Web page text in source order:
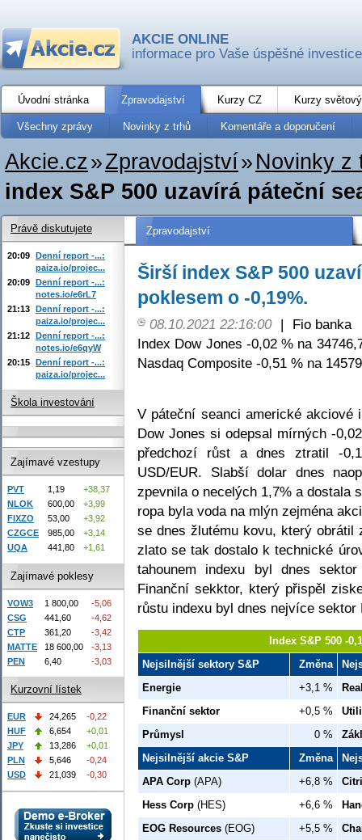
AKCIE ONLINE
informace pro Vaše úspěšné investice
Úvodní stránka Zpravodajství Kurzy CZ Kurzy
Všechny zprávy Novinky z trhů Komentáře a doporučení
Akcie.cz»Zpravodajství» Novinky z
index S&P 500 uzavírá páteční
Zpravodajství
Širší index S&P 500
poklesem o -0,19%.
08.10.2021 22:16:00 |
Fio banka
Index Dow Jones -0,02 % na
Nasdaq Composite -0,51 % na
V páteční seanci americké akciové
Dow Jones si odepsal mírných -
předchozí růst a dnes ztratil -
USD/EUR. Slabší dolar dnes
zpevnila o necelých 1,7% a dostala
ropa byla voda na mlýn zejména
se dnes žlutému kovu, který
zlato se tak dostalo k technické
tahounem indexu byl dnes
Finanční sekktor, který přispěl
růstu indexu byl dnes nejvíce
Index S&P 500 -
Nejsilnější sektory S&P
Změna
Energie
+3,1 %
Finanční sektor
+0,5 %
Průmysl
0 %
Nejsilnější akcie S&P
Změna
APA Corp (APA) +6,8 %
Hess Corp (HES) +6,6 %
EOG Resources (EOG) +5,5 %
Právě diskutujete
20:09 Denní report -...:
paiza.io/projec...
20:09 Denní report -...:
notes.io/e6rL7
21:13 Denní report -...:
paiza.io/projec...
21:12 Denní report -...:
notes.io/e6qyW
20:15 Denní report -...:
paiza.io/projec...
Škola investování
Zajímavé vzestupy
PVT 1,19
+38,37
NLOK
600,00
+3,99
FIXZO
53,00
+3,92
CZGCE
985,00
+3,14
UQA
441,80 +1,61
Zajímavé poklesy
VOW3 1 800,00
-5,06
CSG
441,60
-4,62
CTP
361,20
-3,42
MATTE
18 600,00
-3,13
PEN
6,40 -3,03
Kurzovní lístek
EUR 24,265
-0,22
HUF
6,654
+0,01
JPY
13,286
+0,01
PLN
5,646
-0,24
USD
21,039 -0,30